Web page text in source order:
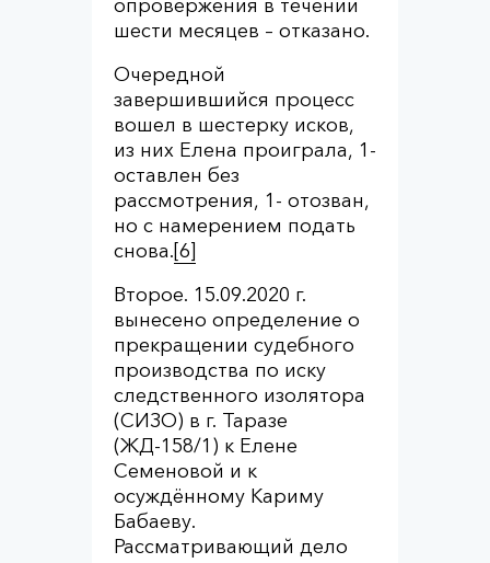
опровержения в течении
шести месяцев – отказано.
Очередной
завершившийся процесс
вошел в шестерку исков,
из них Елена проиграла, 1-
оставлен без
рассмотрения, 1- отозван,
но с намерением подать
снова.[6]
Второе. 15.09.2020 г.
вынесено определение о
прекращении судебного
производства по иску
следственного изолятора
(СИЗО) в г. Таразе
(ЖД-158/1) к Елене
Семеновой и к
осуждённому Кариму
Бабаеву.
Рассматривающий дело